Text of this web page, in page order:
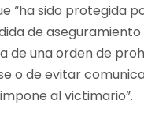
“ha sido protegida
de aseguramiento
de una orden de
o de evitar
al victimario”.